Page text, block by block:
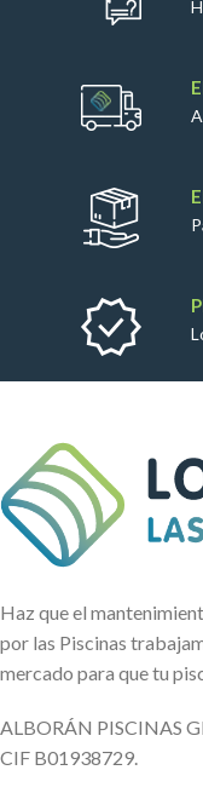
Haz que el
por las Piscinas
mercado para que tu
ALBORÁN PISCINAS
CIF B01938729.